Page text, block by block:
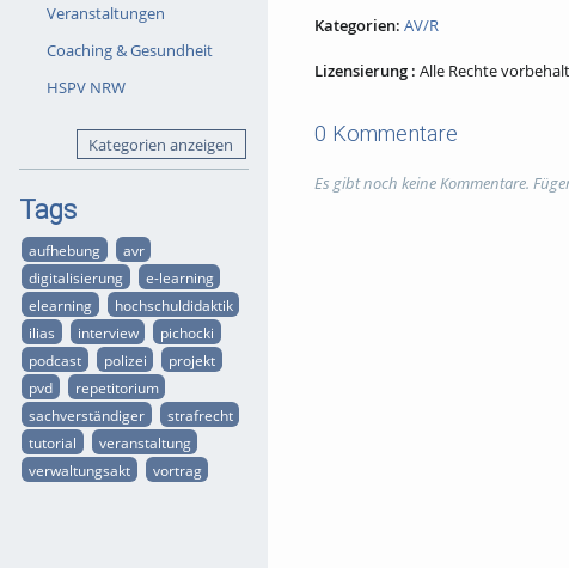
Veranstaltungen
Coaching & Gesundheit
HSPV NRW
Kategorien anzeigen
Tags
aufhebung
avr
digitalisierung
e-learning
elearning
hochschuldidaktik
ilias
interview
pichocki
podcast
polizei
projekt
pvd
repetitorium
sachverständiger
strafrecht
tutorial
veranstaltung
verwaltungsakt
vortrag
Kategorien: AV/R
Lizensierung : Alle Rechte
0 Kommentare
Es gibt noch keine Kommentare.